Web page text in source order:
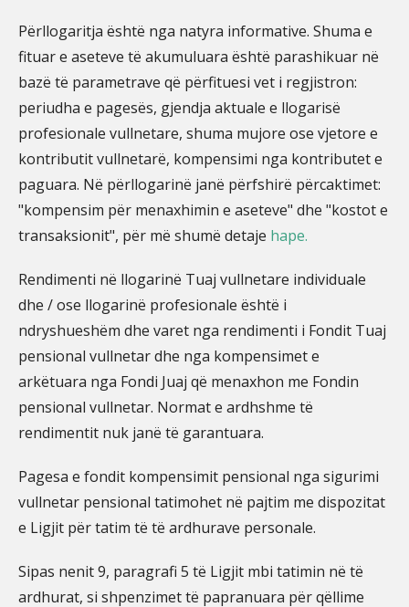
Përllogaritja është nga natyra informative. Shuma e
fituar e aseteve të akumuluara është parashikuar në
bazë të parametrave që përfituesi vet i regjistron:
periudha e pagesës, gjendja aktuale e llogarisë
profesionale vullnetare, shuma mujore ose vjetore e
kontributit vullnetarë, kompensimi nga kontributet e
paguara. Në përllogarinë janë përfshirë përcaktimet:
"kompensim për menaxhimin e aseteve" dhe "kostot e
transaksionit", për më shumë detaje hape.
Rendimenti në llogarinë Tuaj vullnetare individuale
dhe / ose llogarinë profesionale është i
ndryshueshëm dhe varet nga rendimenti i Fondit Tuaj
pensional vullnetar dhe nga kompensimet e
arkëtuara nga Fondi Juaj që menaxhon me Fondin
pensional vullnetar. Normat e ardhshme të
rendimentit nuk janë të garantuara.
Pagesa e fondit kompensimit pensional nga sigurimi
vullnetar pensional tatimohet në pajtim me dispozitat
e Ligjit për tatim të të ardhurave personale.
Sipas nenit 9, paragrafi 5 të Ligjit mbi tatimin në të
ardhurat, si shpenzimet të papranuara për qëllime